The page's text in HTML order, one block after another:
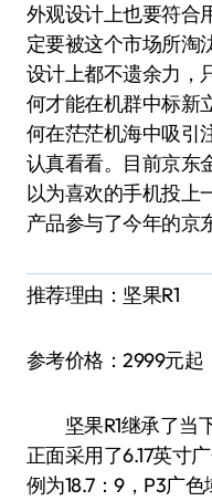
外观设计上也要符合
定要被这个市场所淘
设计上都不遗余力，
何才能在机群中标新
何在茫茫机海中吸引
认真看看。目前京东
以为喜欢的手机投上
产品参与了今年的京
推荐理由：坚果R1
参考价格：2999元起
坚果R1继承了当
正面采用了6.17英寸
例为18.7：9，P3广